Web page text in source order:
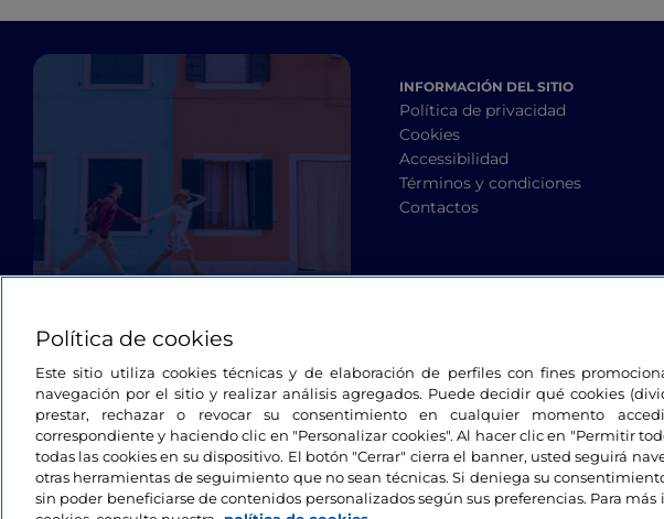
INFORMACIÓN DEL SITIO
Política de privacidad
Cookies
Accessibilidad
Términos y condiciones
Contactos
Política de cookies
Este sitio utiliza cookies técnicas y de elaboración de perfiles con fines
navegación por el sitio y realizar análisis agregados. Puede decidir qué cookies
prestar, rechazar o revocar su consentimiento en cualquier momento
correspondiente y haciendo clic en "Personalizar cookies". Al hacer clic en "Permitir
todas las cookies en su dispositivo. El botón "Cerrar" cierra el banner, usted seguirá
otras herramientas de seguimiento que no sean técnicas. Si deniega su
sin poder beneficiarse de contenidos personalizados según sus preferencias. Para